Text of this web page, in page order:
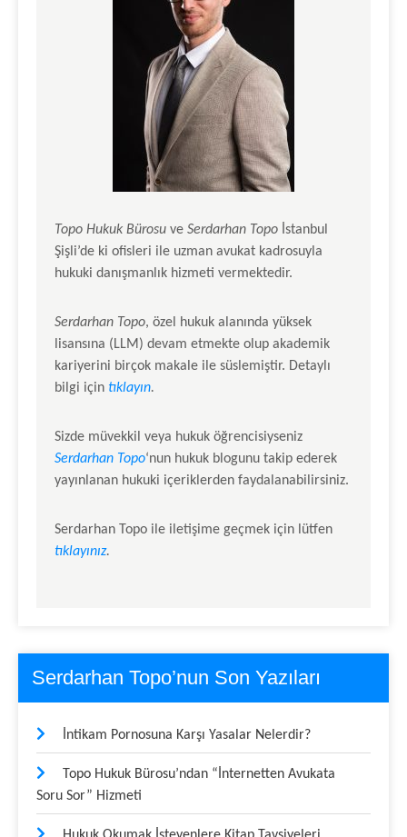
Topo Hukuk Bürosu ve Serdarhan Topo İstanbul
Şişli’de ki ofisleri ile uzman avukat kadrosuyla
hukuki danışmanlık hizmeti vermektedir.
Serdarhan Topo, özel hukuk alanında yüksek
lisansına (LLM) devam etmekte olup akademik
kariyerini birçok makale ile süslemiştir. Detaylı
bilgi için tıklayın.
Sizde müvekkil veya hukuk öğrencisiyseniz
Serdarhan Topo‘nun hukuk blogunu takip ederek
yayınlanan hukuki içeriklerden faydalanabilirsiniz.
Serdarhan Topo ile iletişime geçmek için lütfen
tıklayınız.
Serdarhan Topo’nun Son Yazıları
İntikam Pornosuna Karşı Yasalar Nelerdir?
Topo Hukuk Bürosu’ndan “İnternetten Avukata
Soru Sor” Hizmeti